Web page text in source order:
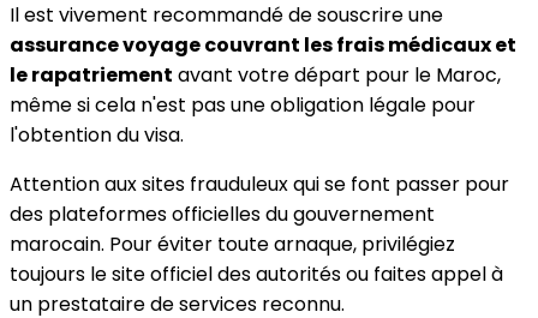
Il est vivement recommandé de souscrire une
assurance voyage couvrant les frais médicaux et
le rapatriement avant votre départ pour le Maroc,
même si cela n'est pas une obligation légale pour
l'obtention du visa.
Attention aux sites frauduleux qui se font passer pour
des plateformes officielles du gouvernement
marocain. Pour éviter toute arnaque, privilégiez
toujours le site officiel des autorités ou faites appel à
un prestataire de services reconnu.